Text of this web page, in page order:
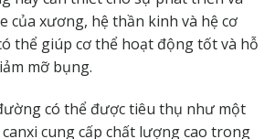
của xương, hệ thần kinh và hệ cơ
thể giúp cơ thể hoạt động tốt và hỗ
mỡ bụng.
có thể được tiêu thụ như một
cung cấp chất lượng cao trong